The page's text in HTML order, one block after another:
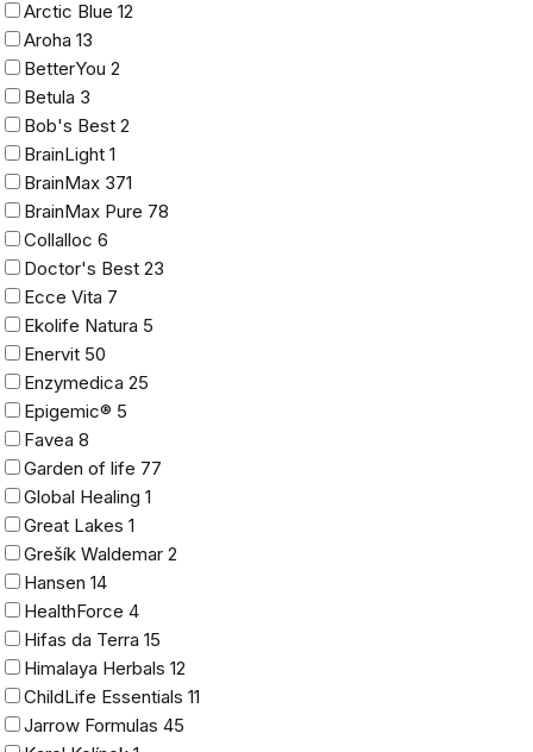
Arctic Blue 12
Aroha 13
BetterYou 2
Betula 3
Bob's Best 2
BrainLight 1
BrainMax 371
BrainMax Pure 78
Collalloc 6
Doctor's Best 23
Ecce Vita 7
Ekolife Natura 5
Enervit 50
Enzymedica 25
Epigemic® 5
Favea 8
Garden of life 77
Global Healing 1
Great Lakes 1
Grešík Waldemar 2
Hansen 14
HealthForce 4
Hifas da Terra 15
Himalaya Herbals 12
ChildLife Essentials 11
Jarrow Formulas 45